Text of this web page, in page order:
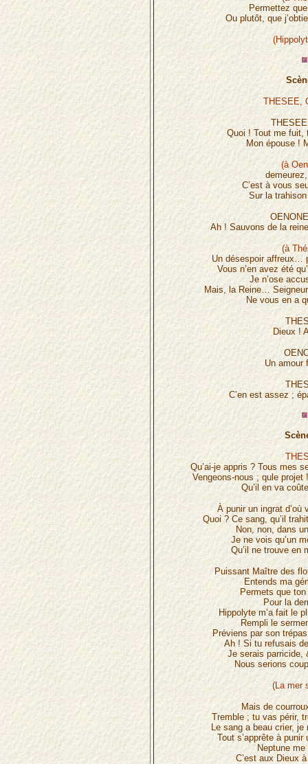
Permettez
Ou plutôt, que
THESEE,
Quoi ! Tout me fuit,
Mon épouse !
(à
C’est à vous
Sur la
Ah ! Sauvons de la
(à
Un désespoir affreux…
Vous n’en avez été
Je n’ose
Mais, la Reine…
Ne vous en a
Dieux !
Un
C’en est assez ;
Qu’ai-je appris ? Tous mes
Vengeons-nous ; qule projet
Qu’il en va
À punir un ingrat d’où
Quoi ? Ce sang, qu’il
Non, non, dans
Je ne vois qu’un
Qu’il ne trouve en
Puissant Maître des
Entends ma
Permets que
Pour la
Hippolyte m’a fait le
Rempli le
Préviens par son
Ah ! Si tu refusais
Je serais parricide,
Nous serions
(La mer
Mais de
Tremble ; tu vas périr,
Le sang a beau crier, je
Tout s’apprête à
Neptune
C’est aux Dieux